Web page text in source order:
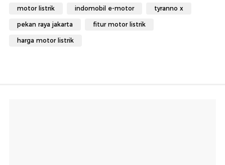
motor listrik indomobil e-motor tyranno x
pekan raya jakarta fitur motor listrik
harga motor listrik